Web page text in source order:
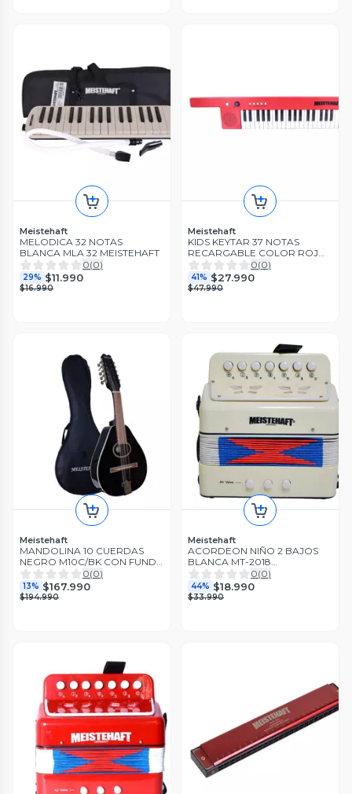
Meistehaft
MELODICA 32 NOTAS
BLANCA MLA 32 MEISTEHAFT
0(0)
29% $11.990
$16.990
Meistehaft
KIDS KEYTAR 37 NOTAS
RECARGABLE COLOR ROJO
KTK-1037RD MEISTEHAFT
0(0)
41% $27.990
$47.990
Meistehaft
MANDOLINA 10 CUERDAS
NEGRO M10C/BK CON FUNDA
MEISTEHAFT 0(0)
13% $167.990
$194.990
Meistehaft
ACORDEON NIÑO 2 BAJOS
BLANCA MT-2018
MEISTEHAFT 0(0)
44% $18.990
$33.990